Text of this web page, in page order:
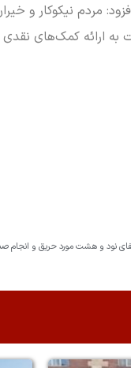
کمک‌های نقدی خبر داد و افزود:
نود و هشت مورد حریق و